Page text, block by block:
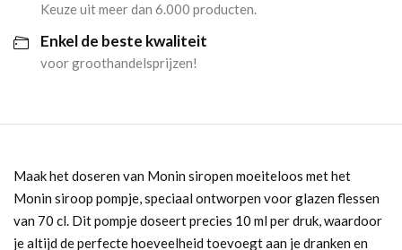
Fles
aantal
Keuze uit meer dan 6.000 producten.
Enkel de beste kwaliteit
voor groothandelsprijzen!
Maak het doseren van Monin siropen moeiteloos met het
Monin siroop pompje, speciaal ontworpen voor glazen flessen
van 70 cl. Dit pompje doseert precies 10 ml per druk, waardoor
je altijd de perfecte hoeveelheid toevoegt aan je dranken en